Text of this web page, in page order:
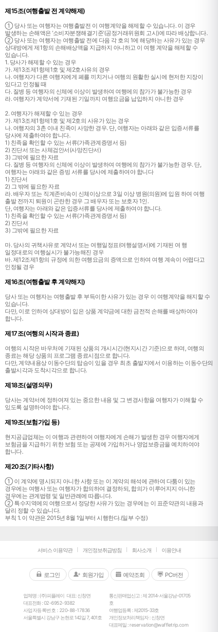
제15조(여행출발 전 계약해제)
① 당사 또는 여행자는 여행출발전 이 여행계약을 해제할 수 있습니다. 이 경우
발생하는 손해액은 ‘소비자분쟁해결기준’(공정거래위원회 고시)에 따라 배상합니다.
② 당사 또는 여행자는 여행출발 전에 다음 각 호의 1에 해당하는 사유가 있는 경우
상대방에게 제1항의 손해배상액을 지급하지 아니하고 이 여행 계약을 해제할 수
있습니다.
1. 당사가 해제할 수 있는 경우
가. 제13조제1항제1호 및 제2호사유의 경우
나. 여행자가 다른 여행자에게 폐를 끼치거나 여행의 원활한 실시에 현저한 지장이
있다고 인정될 때
다. 질병 등 여행자의 신체에 이상이 발생하여 여행에의 참가가 불가능한 경우
라. 여행자가 계약서에 기재된 기일까지 여행요금을 납입하지 아니한 경우
2. 여행자가 해제할 수 있는 경우
가. 제13조제1항제1호 및 제2호의 사유가 있는 경우
나. 여행자의 3촌 이내 친족이 사망한 경우. 단, 여행자는 아래와 같은 입증서류를
당사에 제출하여야 합니다.
1) 친족을 확인할 수 있는 서류(가족관계증명서 등)
2) 진단서 또는 사체검안서(사망진단서)
3) 그밖에 필요한 자료
다. 질병 등 여행자의 신체에 이상이 발생하여 여행에의 참가가 불가능한 경우. 단,
여행자는 아래와 같은 증빙 서류를 당사에 제출하여야 합니다
1) 진단서
2) 그 밖에 필요한 자료
라. 배우자 또는 직계존비속이 신체이상으로 3일 이상 병원(의원)에 입원 하여 여행
출발 전까지 퇴원이 곤란한 경우 그 배우자 또는 보호자 1인.
단, 여행자는 아래와 같은 입증서류를 당사에 제출하여야 합니다.
1) 친족을 확인할 수 있는 서류(가족관계증명서 등)
2) 진단서
3) 그밖에 필요한 자료
마. 당사의 귀책사유로 계약서 또는 여행일정표(여행설명서)에 기재된 여 행
일정대로의 여행실시가 불가능해진 경우
바. 제12조제1항의 규정에 의한 여행요금의 증액으로 인하여 여행 계속이 어렵다고
인정될 경우
제16조(여행출발 후 계약해지)
당사 또는 여행자는 여행출발 후 부득이한 사유가 있는 경우 이 여행계약을 해지할 수
있습니다.
다만, 이로 인하여 상대방이 입은 상품 계약금에 대한 금전적 손해를 배상하여야
합니다.
제17조(여행의 시작과 종료)
여행의 시작은 바우처에 기재된 상품의 개시시간(현지시간 기준)으로 하며, 여행의
종료는 해당 상품의 프로그램 종료시점으로 합니다.
다만, 계약내용상 이동수단의 탑승이 있을 경우 최초 출발지에서 이용하는 이동수단의
출발시각과 도착시각으로 합니다.
제18조(설명의무)
당사는 계약서에 정하여져 있는 중요한 내용 및 그 변경사항을 여행자가 이해할 수
있도록 설명하여야 합니다.
제19조(보험가입 등)
현지공급업체는 이 여행과 관련하여 여행자에게 손해가 발생한 경우 여행자에게
보험금을 지급하기 위한 보험 또는 공제에 가입하거나 영업보증금을 예치하여야
합니다.
제20조(기타사항)
① 이 계약에 명시되지 아니한 사항 또는 이 계약의 해석에 관하여 다툼이 있는
경우에는 여행사 또는 여행자가 합의하여 결정하되, 합의가 이루어지지 아니한
경우에는 관계법령 및 일반관례에 따릅니다.
② 특수지역에의 여행으로서 정당한 사유가 있는 경우에는 이 표준약관의 내용과
달리 정할 수 있습니다.
부칙 1. 이 약관은 2015년 8월 1일부터 시행한다.(일부 수정)
서비스 이용약관 개인정보취급방침 회사소개 이용안내
로그인 회원가입 예약조회 PC버전
업체명 : (주)피플레이 대표: 신창면
대표전화 :02-6952-9382
사업자등록번호 : 220-88-17836
서울특별시 강남구 논현로 142길 7, 401호
통신판매업신고 : 제 2014-서울강남-01705
호
여행업등록 : 제2015-33호
개인정보처리책임자 : 신창면
대표메일 :reservation@waffletrip.com